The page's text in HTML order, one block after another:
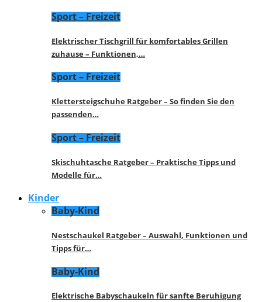
Sport – Freizeit
Elektrischer Tischgrill für komfortables Grillen
zuhause – Funktionen,…
Sport – Freizeit
Klettersteigschuhe Ratgeber – So finden Sie den
passenden…
Sport – Freizeit
Skischuhtasche Ratgeber – Praktische Tipps und
Modelle für…
Kinder
Baby-Kind
Nestschaukel Ratgeber – Auswahl, Funktionen und
Tipps für…
Baby-Kind
Elektrische Babyschaukeln für sanfte Beruhigung